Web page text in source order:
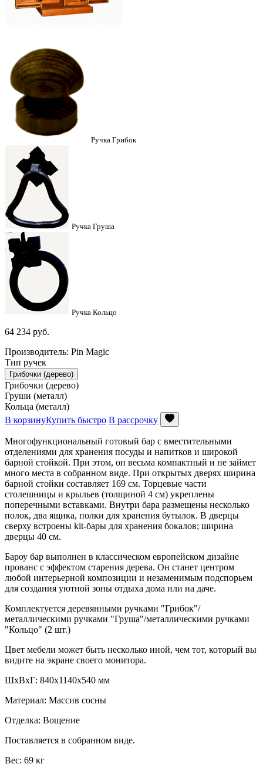
Ручка Грибок
Ручка Груша
Ручка Кольцо
64 234 руб.
Производитель: Pin Magic
Тип ручек
Грибочки (дерево)
Грибочки (дерево)
Груши (металл)
Кольца (металл)
В корзинуКупить быстро В рассрочку
Многофункциональный готовый бар с вместительными
отделениями для хранения посуды и напитков и широкой
барной стойкой. При этом, он весьма компактный и не займет
много места в собранном виде. При открытых дверях ширина
барной стойки составляет 169 см. Торцевые части
столешницы и крыльев (толщиной 4 см) укреплены
поперечными вставками. Внутри бара размещены несколько
полок, два ящика, полки для хранения бутылок. В дверцы
сверху встроены kit-бары для хранения бокалов; ширина
дверцы 40 см.
Бароу бар выполнен в классическом европейском дизайне
прованс с эффектом старения дерева. Он станет центром
любой интерьерной композиции и незаменимым подспорьем
для создания уютной зоны отдыха дома или на даче.
Комплектуется деревянными ручками "Грибок"/
металлическими ручками "Груша"/металлическими ручками
"Кольцо" (2 шт.)
Цвет мебели может быть несколько иной, чем тот, который вы
видите на экране своего монитора.
ШxВхГ: 840х1140х540 мм
Материал: Массив сосны
Отделка: Вощение
Поставляется в собранном виде.
Вес: 69 кг